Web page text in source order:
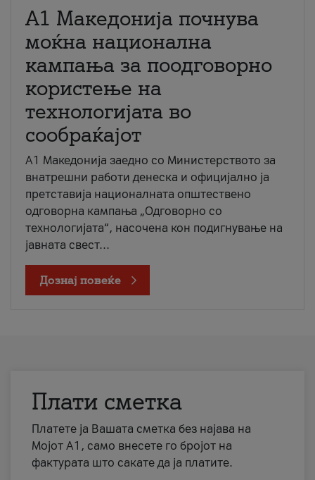
A1 Македонија почнува
моќна национална
кампања за поодговорно
користење на
технологијата во
сообраќајот
A1 Македонија заедно со Министерството за
внатрешни работи денеска и официјално ја
претставија националната општествено
одговорна кампања „Одговорно со
технологијата“, насочена кон подигнување на
јавната свест...
Дознај повеќе
Плати сметка
Платете ја Вашата сметка без најава на
Мојот А1, само внесете го бројот на
фактурата што сакате да ја платите.